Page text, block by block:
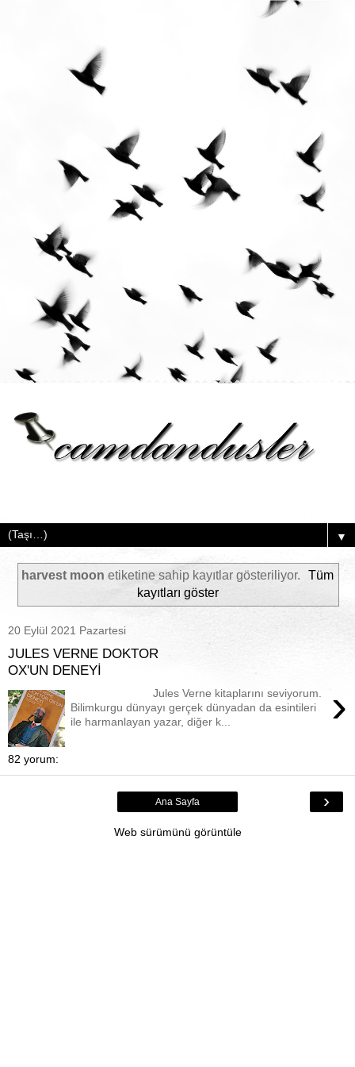
▼
harvest moon etiketine sahip kayıtlar gösteriliyor.
Tüm
kayıtları göster
20 Eylül 2021 Pazartesi
JULES VERNE DOKTOR
OX'UN DENEYİ
›
Jules Verne kitaplarını seviyorum.
Bilimkurgu dünyayı gerçek dünyadan da esintileri
ile harmanlayan yazar, diğer k...
82 yorum:
›
Ana Sayfa
Web sürümünü görüntüle